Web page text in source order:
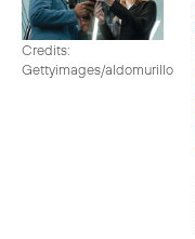
Credits:
Gettyimages/aldomurillo